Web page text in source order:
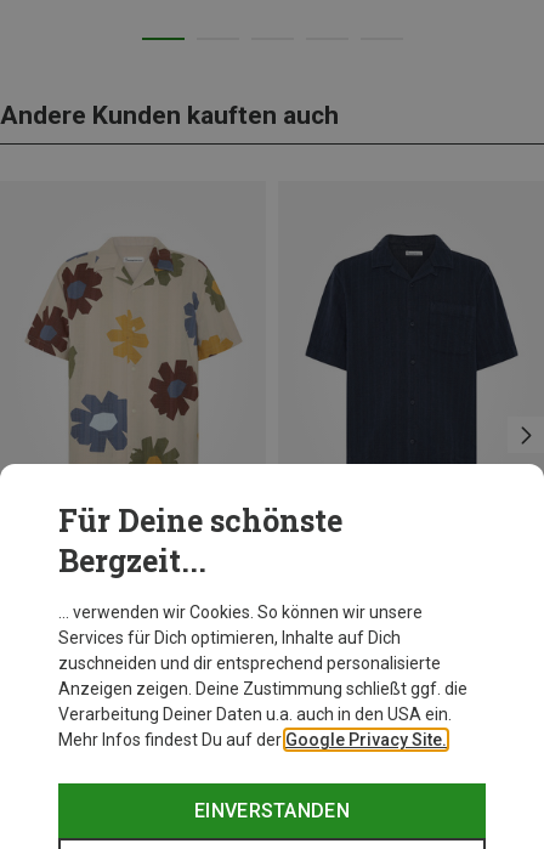
Andere Kunden kauften auch
Du sparst 35%
Für Deine schönste
Bergzeit...
… verwenden wir Cookies. So können wir unsere
Services für Dich optimieren, Inhalte auf Dich
zuschneiden und dir entsprechend personalisierte
Anzeigen zeigen. Deine Zustimmung schließt ggf. die
Verarbeitung Deiner Daten u.a. auch in den USA ein.
Mehr Infos findest Du auf der Google Privacy Site.
EINVERSTANDEN